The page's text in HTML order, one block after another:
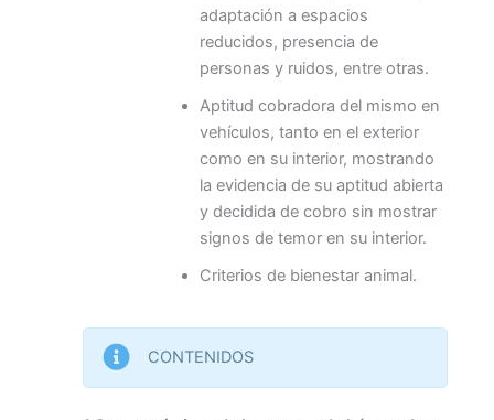
adaptación a espacios
reducidos, presencia de
personas y ruidos, entre otras.
Aptitud cobradora del mismo en
vehículos, tanto en el exterior
como en su interior, mostrando
la evidencia de su aptitud abierta
y decidida de cobro sin mostrar
signos de temor en su interior.
Criterios de bienestar animal.
CONTENIDOS